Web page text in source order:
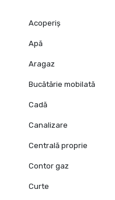
Acoperiș
Apă
Aragaz
Bucătărie mobilată
Cadă
Canalizare
Centrală proprie
Contor gaz
Curte